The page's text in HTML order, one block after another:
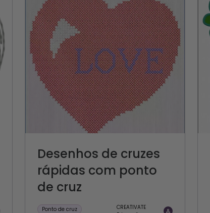
Desenhos de cruzes
rápidas com ponto
de cruz
Ponto de cruz
CREATIVATE